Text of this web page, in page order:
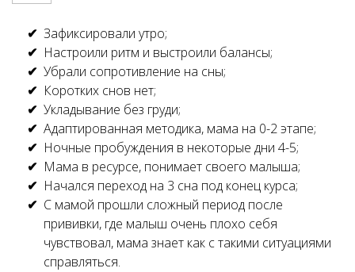
Зафиксировали утро;
Настроили ритм и выстроили балансы;
Убрали сопротивление на сны;
Коротких снов нет;
Укладывание без груди;
Адаптированная методика, мама на 0-2 этапе;
Ночные пробуждения в некоторые дни 4-5;
Мама в ресурсе, понимает своего малыша;
Начался переход на 3 сна под конец курса;
С мамой прошли сложный период после
прививки, где малыш очень плохо себя
чувствовал, мама знает как с такими ситуациями
справляться.